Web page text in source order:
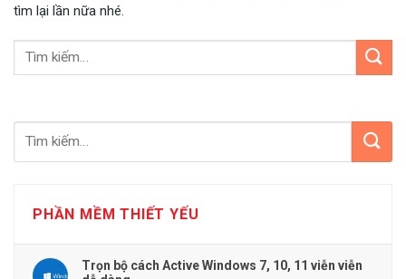
PHẦN MỀM THIẾT YẾU
Trọn bộ cách Active Windows 7, 10, 11 viễn viễn
tìm lại lần nữa nhé.